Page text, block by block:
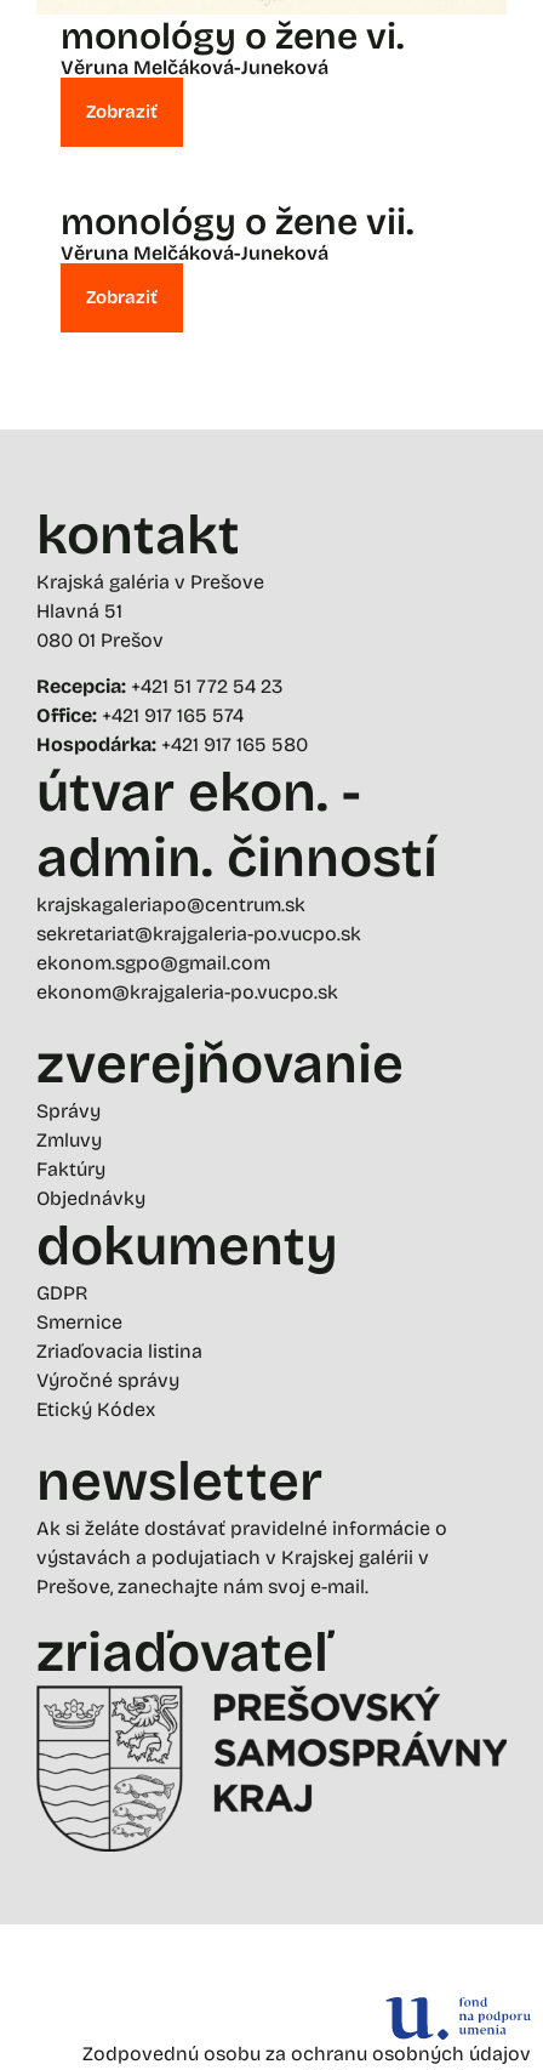
monológy o žene vi.
Věruna Melčáková-Juneková
Zobraziť
monológy o žene vii.
Věruna Melčáková-Juneková
Zobraziť
kontakt
Krajská galéria v Prešove
Hlavná 51
080 01 Prešov
Recepcia: +421 51 772 54 23
Office: +421 917 165 574
Hospodárka: +421 917 165 580
útvar ekon. -
admin. činností
krajskagaleriapo@centrum.sk
sekretariat@krajgaleria-po.vucpo.sk
ekonom.sgpo@gmail.com
ekonom@krajgaleria-po.vucpo.sk
zverejňovanie
Správy
Zmluvy
Faktúry
Objednávky
dokumenty
GDPR
Smernice
Zriaďovacia listina
Výročné správy
Etický Kódex
newsletter
Ak si želáte dostávať pravidelné informácie o
výstavách a podujatiach v Krajskej galérii v
Prešove, zanechajte nám svoj e-mail.
zriaďovateľ
Zodpovednú osobu za ochranu osobných údajov